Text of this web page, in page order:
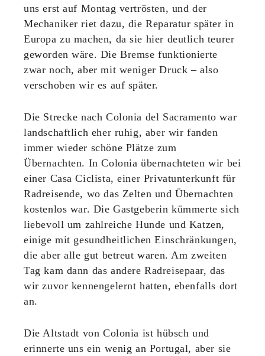
uns erst auf Montag vertrösten, und der
Mechaniker riet dazu, die Reparatur später in
Europa zu machen, da sie hier deutlich teurer
geworden wäre. Die Bremse funktionierte
zwar noch, aber mit weniger Druck – also
verschoben wir es auf später.
Die Strecke nach Colonia del Sacramento war
landschaftlich eher ruhig, aber wir fanden
immer wieder schöne Plätze zum
Übernachten. In Colonia übernachteten wir bei
einer Casa Ciclista, einer Privatunterkunft für
Radreisende, wo das Zelten und Übernachten
kostenlos war. Die Gastgeberin kümmerte sich
liebevoll um zahlreiche Hunde und Katzen,
einige mit gesundheitlichen Einschränkungen,
die aber alle gut betreut waren. Am zweiten
Tag kam dann das andere Radreisepaar, das
wir zuvor kennengelernt hatten, ebenfalls dort
an.
Die Altstadt von Colonia ist hübsch und
erinnerte uns ein wenig an Portugal, aber sie